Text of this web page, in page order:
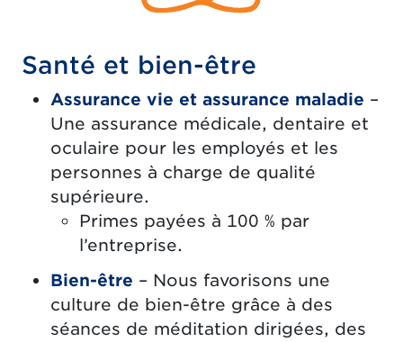
Santé et bien-être
Assurance vie et assurance maladie –
Une assurance médicale, dentaire et
oculaire pour les employés et les
personnes à charge de qualité
supérieure.
Primes payées à 100 % par
l’entreprise.
Bien-être – Nous favorisons une
culture de bien-être grâce à des
séances de méditation dirigées, des